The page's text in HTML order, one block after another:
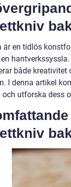
är en tidlös
både
I denna artikel
utforska dess